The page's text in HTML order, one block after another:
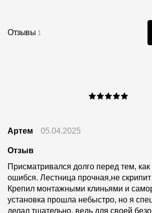
Отзывы 1
Артем 05.04.2025
Отзыв
Присматривался долго перед тем, как
ошибся. Лестница прочная,не скрипит
Крепил монтажными клиньями и
установка прошла небыстро, но я
делал тщательно, ведь для своей